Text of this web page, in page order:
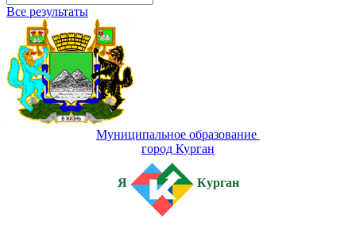
Все результаты
Муниципальное образование
город Курган
Я Курган